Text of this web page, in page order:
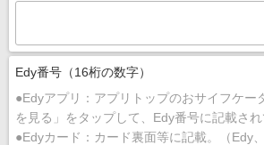
Edy番号（16桁の数字）
●Edyアプリ：アプリトップのおサイフケー
を見る」をタップして、Edy番号に記載さ
●Edyカード：カード裏面等に記載。（Edy